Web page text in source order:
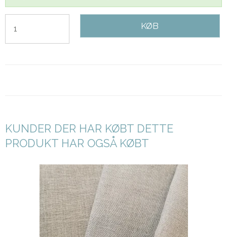
KØB
KUNDER DER HAR KØBT DETTE
PRODUKT HAR OGSÅ KØBT